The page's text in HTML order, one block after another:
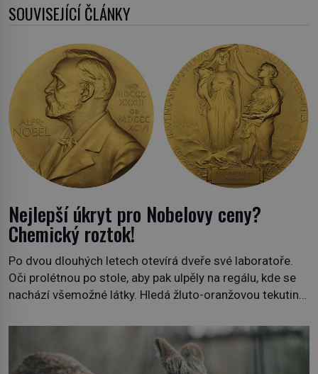
SOUVISEJÍCÍ ČLÁNKY
Nejlepší úkryt pro Nobelovy ceny?
Chemický roztok!
Po dvou dlouhých letech otevírá dveře své laboratoře.
Oči prolétnou po stole, aby pak ulpěly na regálu, kde se
nachází všemožné látky. Hledá žluto-oranžovou tekutinu,
plán dokončit. Pod termínem aqua regia se skrývá
směs s názvem lučavka královská. Svůj přídomek nemá
pro nic za nic, […]